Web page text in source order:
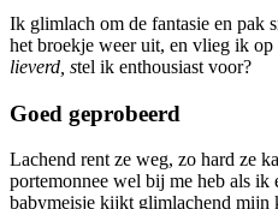
Ik glimlach om de fantasie en pak
het broekje weer uit, en vlieg ik op
lieverd, stel ik enthousiast voor?
Goed geprobeerd
Lachend rent ze weg, zo hard ze
portemonnee wel bij me heb als ik
babymeisje kijkt glimlachend mijn